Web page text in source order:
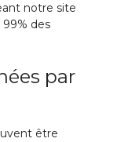
notre site
des
par
être